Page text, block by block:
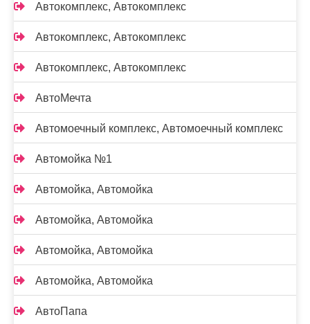
Автокомплекс, Автокомплекс
Автокомплекс, Автокомплекс
Автокомплекс, Автокомплекс
АвтоМечта
Автомоечный комплекс, Автомоечный комплекс
Автомойка №1
Автомойка, Автомойка
Автомойка, Автомойка
Автомойка, Автомойка
Автомойка, Автомойка
АвтоПапа